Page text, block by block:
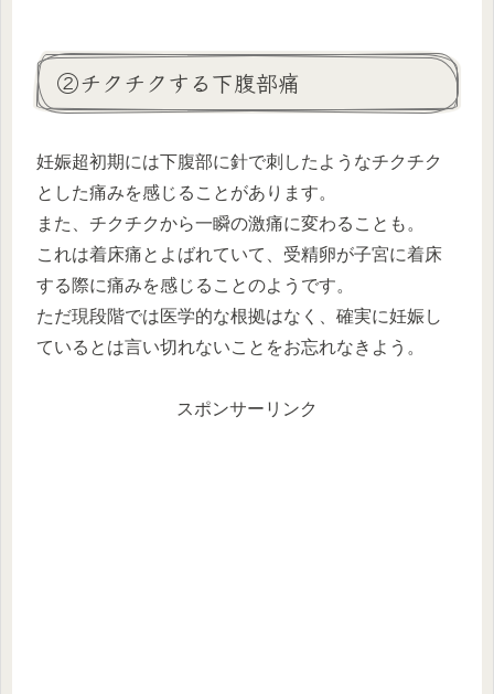
②チクチクする下腹部痛
妊娠超初期には下腹部に針で刺したようなチクチク
とした痛みを感じることがあります。
また、チクチクから一瞬の激痛に変わることも。
これは着床痛とよばれていて、受精卵が子宮に着床
する際に痛みを感じることのようです。
ただ現段階では医学的な根拠はなく、確実に妊娠し
ているとは言い切れないことをお忘れなきよう。
スポンサーリンク